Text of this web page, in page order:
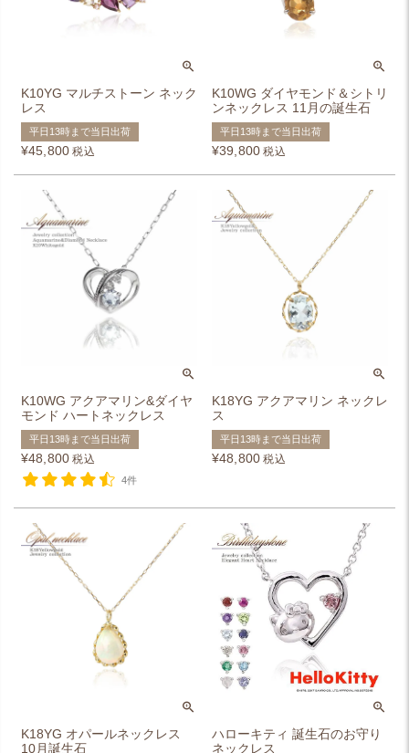
K10YG マルチストーン ネック
レス
平日13時まで当日出荷
¥45,800 税込
K10WG ダイヤモンド＆シトリ
ンネックレス 11月の誕生石
平日13時まで当日出荷
¥39,800 税込
K10WG アクアマリン&ダイヤ
モンド ハートネックレス
平日13時まで当日出荷
¥48,800 税込
4件
K18YG アクアマリン ネックレ
ス
平日13時まで当日出荷
¥48,800 税込
K18YG オパールネックレス
10月誕生石
ハローキティ 誕生石のお守り
ネックレス